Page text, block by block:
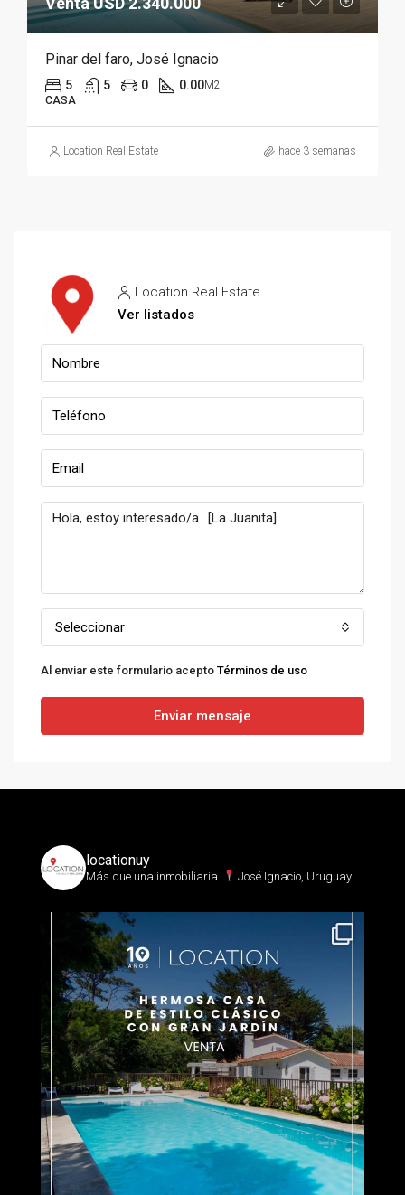
Pinar del faro, José Ignacio
5 5 0 0.00M2
CASA
Location Real Estate hace 3 semanas
Location Real Estate
Ver listados
Seleccionar
Al enviar este formulario acepto Términos de uso
Enviar mensaje
locationuy
Más que una inmobiliaria.⁣ José Ignacio, Uruguay.